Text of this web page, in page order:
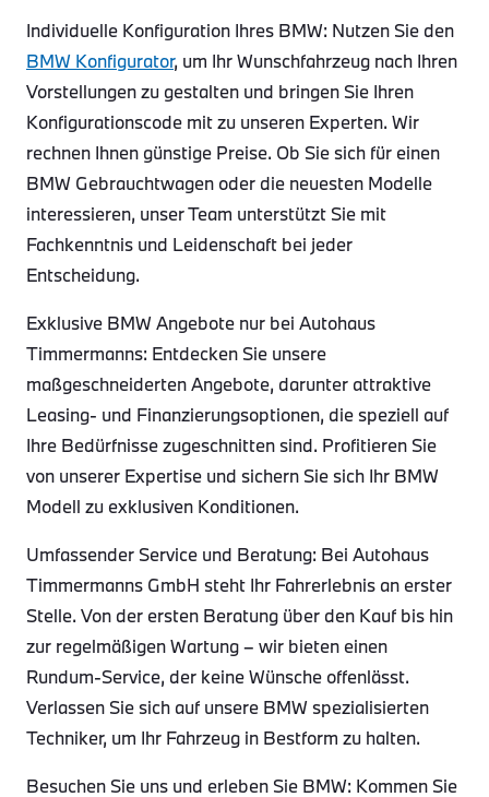
Individuelle Konfiguration Ihres BMW: Nutzen Sie den
BMW Konfigurator, um Ihr Wunschfahrzeug nach Ihren
Vorstellungen zu gestalten und bringen Sie Ihren
Konfigurationscode mit zu unseren Experten. Wir
rechnen Ihnen günstige Preise. Ob Sie sich für einen
BMW Gebrauchtwagen oder die neuesten Modelle
interessieren, unser Team unterstützt Sie mit
Fachkenntnis und Leidenschaft bei jeder
Entscheidung.
Exklusive BMW Angebote nur bei Autohaus
Timmermanns: Entdecken Sie unsere
maßgeschneiderten Angebote, darunter attraktive
Leasing- und Finanzierungsoptionen, die speziell auf
Ihre Bedürfnisse zugeschnitten sind. Profitieren Sie
von unserer Expertise und sichern Sie sich Ihr BMW
Modell zu exklusiven Konditionen.
Umfassender Service und Beratung: Bei Autohaus
Timmermanns GmbH steht Ihr Fahrerlebnis an erster
Stelle. Von der ersten Beratung über den Kauf bis hin
zur regelmäßigen Wartung – wir bieten einen
Rundum-Service, der keine Wünsche offenlässt.
Verlassen Sie sich auf unsere BMW spezialisierten
Techniker, um Ihr Fahrzeug in Bestform zu halten.
Besuchen Sie uns und erleben Sie BMW: Kommen Sie